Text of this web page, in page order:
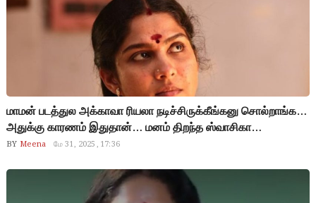
மாமன் படத்துல அக்காவா ரியலா நடிச்சிருக்கீங்கனு சொல்றாங்க…
அதுக்கு காரணம் இதுதான்… மனம் திறந்த ஸ்வாசிகா…
BY Meena மே 31, 2025, 17:36